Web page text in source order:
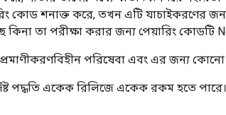
কোড শনাক্ত করে, তখন এটি যাচাইকরণের
তা পরীক্ষা করার জন্য পেয়ারিং কোডটি
পরিষেবা এবং এর জন্য
পদ্ধতি একেক রিলিজে একেক রকম হতে পারে।